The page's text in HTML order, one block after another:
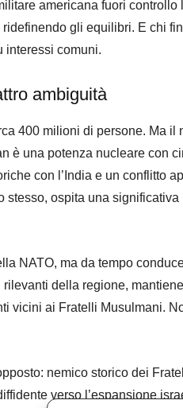
americana fuori
gli equilibri. E chi
interessi comuni.
ambiguità
400 milioni di persone. Ma
è una potenza nucleare con
con l’India e un conflitto
stesso, ospita una
NATO, ma da tempo
della regione,
vicini ai Fratelli Musulmani.
nemico storico dei
verso l’espansione